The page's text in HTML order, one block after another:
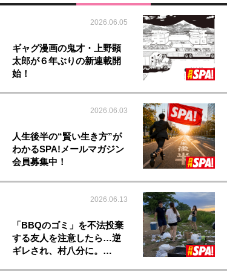
2026.06.05
ギャグ漫画の鬼才・上野顕
太郎が６年ぶりの新連載開
始！
2026.06.03
人生後半の“賢い生き方”が
わかるSPA!メールマガジン
会員募集中！
2026.06.13
「BBQのゴミ」を不法投棄
する友人を注意したら…逆
ギレされ、村八分に。…